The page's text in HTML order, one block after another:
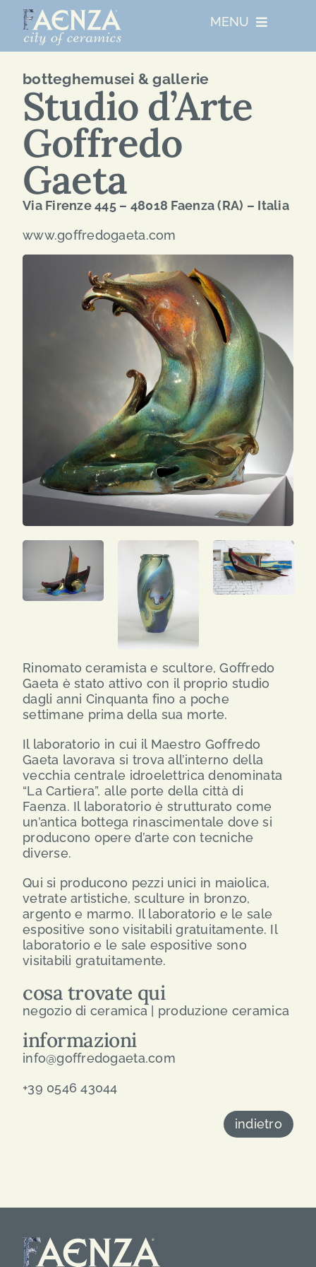
Skip
content
MENU
CHI SIAMO
RESIDENZE ARTISTICHE
EVENTI PRINCIPALI
NETWORKS
ABOUT FAENZA
ITA
botteghemusei & gallerie
Studio d’Arte
Goffredo
Gaeta
Via Firenze 445 – 48018 Faenza (RA) – Italia
www.goffredogaeta.com
Rinomato ceramista e scultore, Goffredo
Gaeta è stato attivo con il proprio studio
dagli anni Cinquanta fino a poche
settimane prima della sua morte.
Il laboratorio in cui il Maestro Goffredo
Gaeta lavorava si trova all’interno della
vecchia centrale idroelettrica denominata
“La Cartiera”, alle porte della città di
Faenza. Il laboratorio è strutturato come
un’antica bottega rinascimentale dove si
producono opere d’arte con tecniche
diverse.
Qui si producono pezzi unici in maiolica,
vetrate artistiche, sculture in bronzo,
argento e marmo. Il laboratorio e le sale
espositive sono visitabili gratuitamente. Il
laboratorio e le sale espositive sono
visitabili gratuitamente.
cosa trovate qui
negozio di ceramica | produzione ceramica
informazioni
info@goffredogaeta.com
+39 0546 43044
indietro